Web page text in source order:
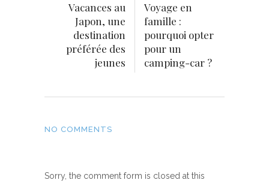
Vacances au
Japon, une
destination
préférée des
jeunes
Voyage en
famille :
pourquoi opter
pour un
camping-car ?
NO COMMENTS
Sorry, the comment form is closed at this